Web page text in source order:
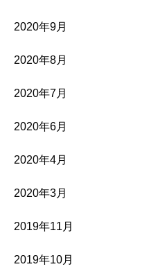
2020年9月
2020年8月
2020年7月
2020年6月
2020年4月
2020年3月
2019年11月
2019年10月